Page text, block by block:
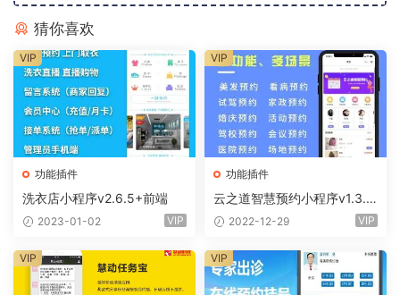
猜你喜欢
功能插件
洗衣店小程序v2.6.5+前端
2023-01-02 VIP
VIP
功能插件
云之道智慧预约小程序v1.3.0
+前端2022-12-29 VIP
VIP
VIP VIP